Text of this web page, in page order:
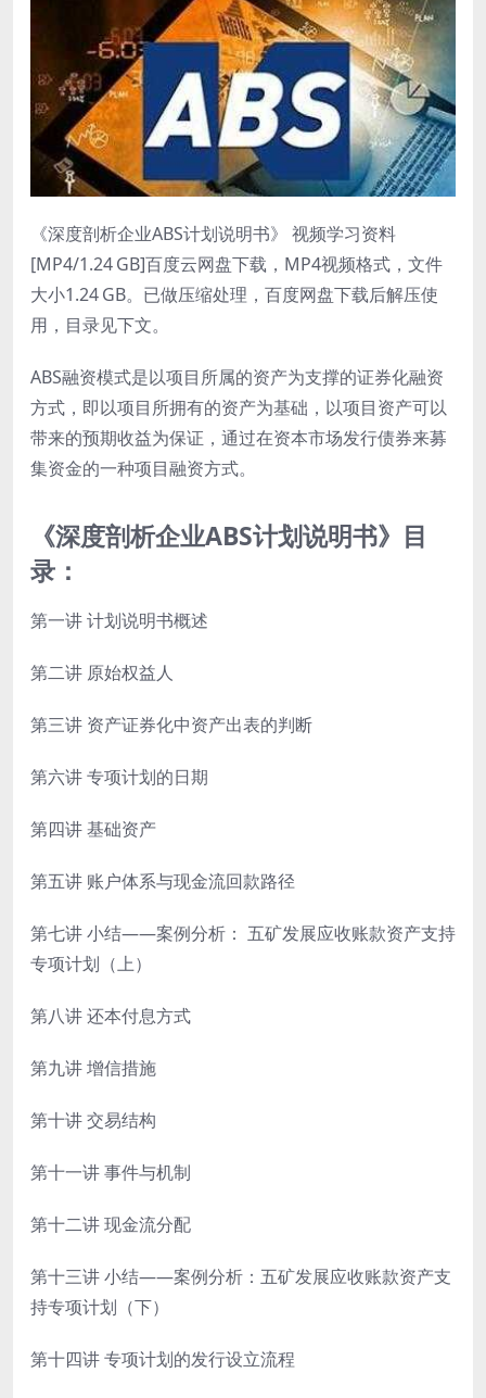
《深度剖析企业ABS计划说明书》 视频学习资料
[MP4/1.24 GB]百度云网盘下载，MP4视频格式，文件
大小1.24 GB。已做压缩处理，百度网盘下载后解压使
用，目录见下文。
ABS融资模式是以项目所属的资产为支撑的证券化融资
方式，即以项目所拥有的资产为基础，以项目资产可以
带来的预期收益为保证，通过在资本市场发行债券来募
集资金的一种项目融资方式。
《深度剖析企业ABS计划说明书》目
录：
第一讲 计划说明书概述
第二讲 原始权益人
第三讲 资产证券化中资产出表的判断
第六讲 专项计划的日期
第四讲 基础资产
第五讲 账户体系与现金流回款路径
第七讲 小结——案例分析： 五矿发展应收账款资产支持
专项计划（上）
第八讲 还本付息方式
第九讲 增信措施
第十讲 交易结构
第十一讲 事件与机制
第十二讲 现金流分配
第十三讲 小结——案例分析：五矿发展应收账款资产支
持专项计划（下）
第十四讲 专项计划的发行设立流程